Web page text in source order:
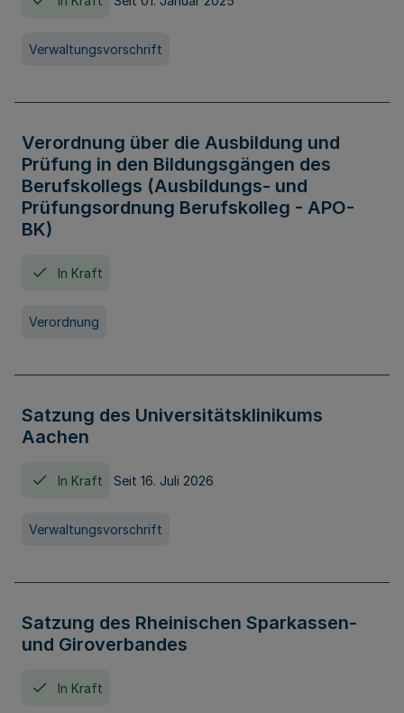
Verwaltungsvorschrift
Verordnung über die Ausbildung und
Prüfung in den Bildungsgängen des
Berufskollegs (Ausbildungs- und
Prüfungsordnung Berufskolleg - APO-
BK)
In Kraft
Verordnung
Satzung des Universitätsklinikums
Aachen
In Kraft Seit 16. Juli 2026
Verwaltungsvorschrift
Satzung des Rheinischen Sparkassen-
und Giroverbandes
In Kraft